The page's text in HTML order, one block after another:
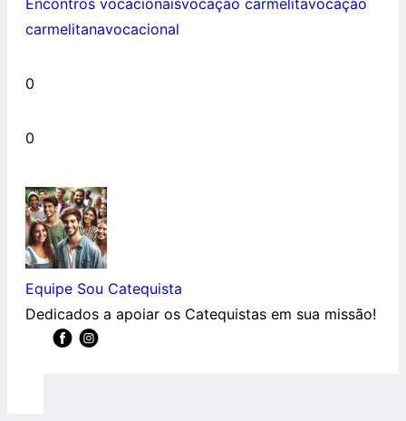
carmelitanavocacional
0
0
Equipe Sou Catequista
Dedicados a apoiar os Catequistas em sua missão!